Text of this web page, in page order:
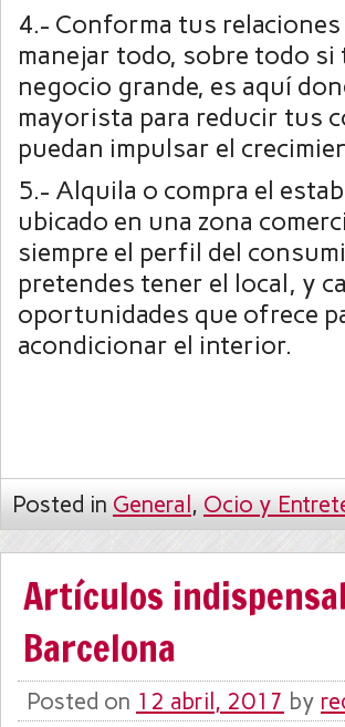
4.- Conforma tus
manejar todo, sobre todo
negocio grande, es aquí
mayorista para reducir tus
puedan impulsar el
5.- Alquila o compra el
ubicado en una zona
siempre el perfil del
pretendes tener el local, y
oportunidades que ofrece
acondicionar el interior.
Posted in General , Ocio y
Artículos
Barcelona
Posted on 12 abril, 2017 by